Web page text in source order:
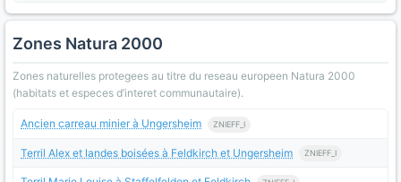
Zones Natura 2000
Zones naturelles protegees au titre du reseau europeen Natura 2000
(habitats et especes d’interet communautaire).
Ancien carreau minier à Ungersheim ZNIEFF_I
Terril Alex et landes boisées à Feldkirch et Ungersheim ZNIEFF_I